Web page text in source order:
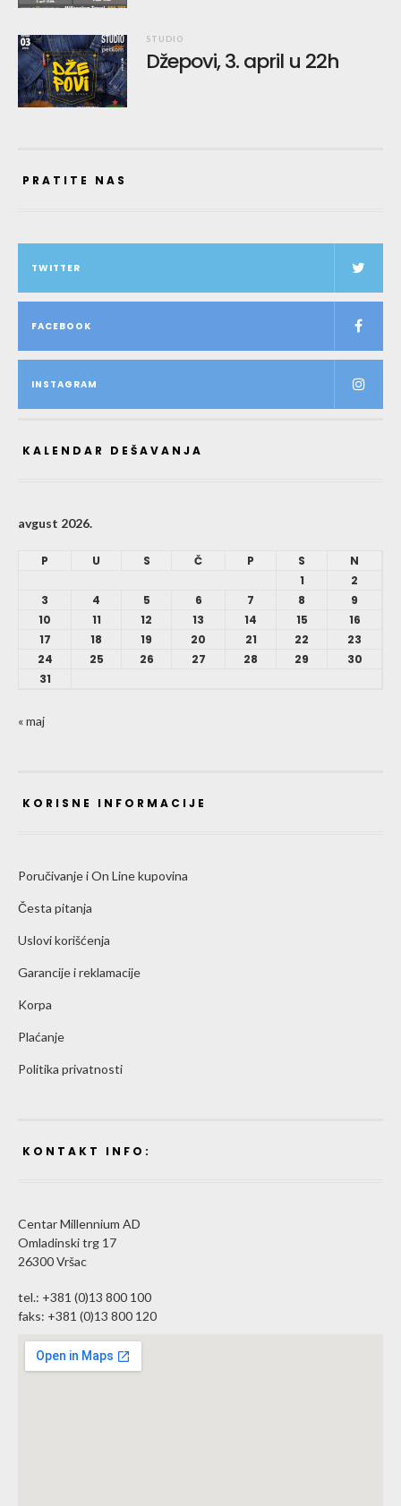
STUDIO
Džepovi, 3. april u 22h
PRATITE NAS
TWITTER
FACEBOOK
INSTAGRAM
KALENDAR DEŠAVANJA
avgust 2026.
P U S Č P S
N
1
2
3
4 5 6 7 8
9
10
11 12 13 14 15
16
17
18 19 20 21 22
23
24
25 26 27 28 29
30
31
« maj
KORISNE INFORMACIJE
Poručivanje i On Line kupovina
Česta pitanja
Uslovi korišćenja
Garancije i reklamacije
Korpa
Plaćanje
Politika privatnosti
KONTAKT INFO:
Centar Millennium AD
Omladinski trg 17
26300 Vršac
tel.: +381 (0)13 800 100
faks: +381 (0)13 800 120